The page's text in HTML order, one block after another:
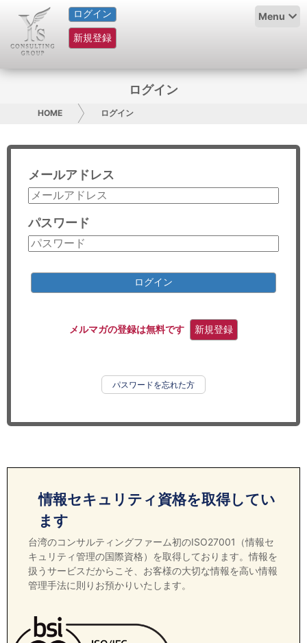
ログイン
新規登録
Menu
HOME
サービス紹介
グループ概要
採用情報
お問い合わせ
コンサルティング
リサーチ
ログイン
HOME ログイン
メールアドレス
パスワード
ログイン
メルマガの登録は無料です 新規登録
パスワードを忘れた方
情報セキュリティ資格を取得してい
ます
台湾のコンサルティングファーム初のISO27001（情報セ
キュリティ管理の国際資格）を取得しております。情報を
扱うサービスだからこそ、お客様の大切な情報を高い情報
管理手法に則りお預かりいたします。